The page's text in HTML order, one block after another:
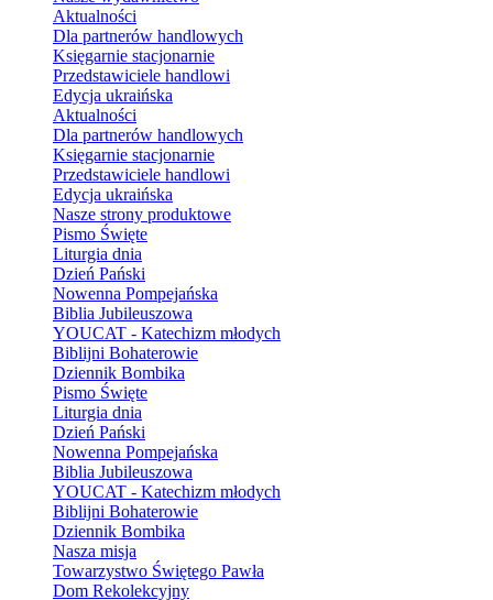
Aktualności
Dla partnerów handlowych
Księgarnie stacjonarnie
Przedstawiciele handlowi
Edycja ukraińska
Aktualności
Dla partnerów handlowych
Księgarnie stacjonarnie
Przedstawiciele handlowi
Edycja ukraińska
Nasze strony produktowe
Pismo Święte
Liturgia dnia
Dzień Pański
Nowenna Pompejańska
Biblia Jubileuszowa
YOUCAT - Katechizm młodych
Biblijni Bohaterowie
Dziennik Bombika
Pismo Święte
Liturgia dnia
Dzień Pański
Nowenna Pompejańska
Biblia Jubileuszowa
YOUCAT - Katechizm młodych
Biblijni Bohaterowie
Dziennik Bombika
Nasza misja
Towarzystwo Świętego Pawła
Dom Rekolekcyjny